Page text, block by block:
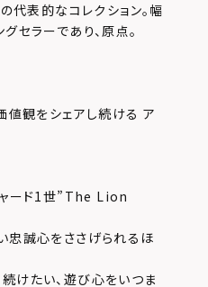
代表的なコレクション。幅
セラーであり、原点。
値観をシェアし続ける ア
ャード1世”The Lion
忠誠心をささげられるほ
けたい、遊び心をいつま